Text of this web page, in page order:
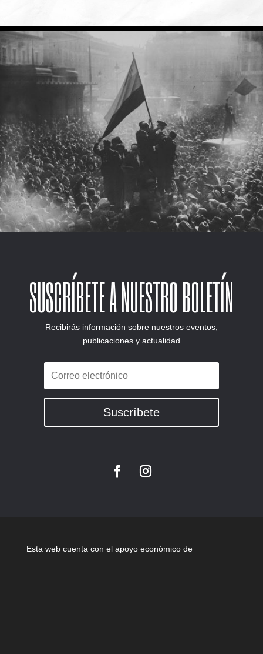
SUSCRÍBETE A NUESTRO BOLETÍN
Recibirás información sobre nuestros eventos,
publicaciones y actualidad
Suscríbete
Esta web cuenta con el apoyo económico de